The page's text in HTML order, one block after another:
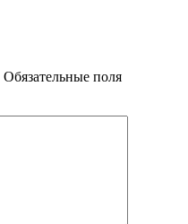
Обязательные поля